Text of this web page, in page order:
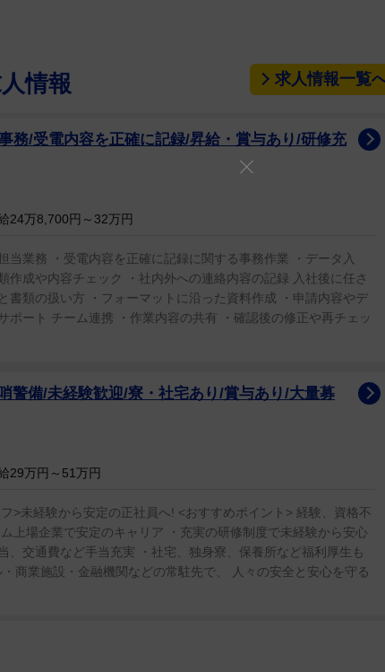
情報 求人情報一覧
務/受電内容を正確に記録/昇給・賞与あり/研修充
24万8,700円～32万円
当業務 ・受電内容を正確に記録に関する事務作業 ・データ入
作成や内容チェック ・社内外への連絡内容の記録 入社後に任さ
書類の扱い方 ・フォーマットに沿った資料作成 ・申請内容やデ
ポート チーム連携 ・作業内容の共有 ・確認後の修正や再チェッ
警備/未経験歓迎/寮・社宅あり/賞与あり/大量募
29万円～51万円
>未経験から安定の正社員へ! <おすすめポイント> 経験、資格不
上場企業で安定のキャリア ・充実の研修制度で未経験から安心
、交通費など手当充実 ・社宅、独身寮、保養所など福利厚生も
商業施設・金融機関などの常駐先で、 人々の安全と安心を守る